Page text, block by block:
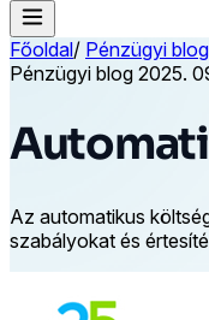
Főoldal/ Pénzügyi blog
Pénzügyi blog 2025.
Az automatikus
szabályokat és